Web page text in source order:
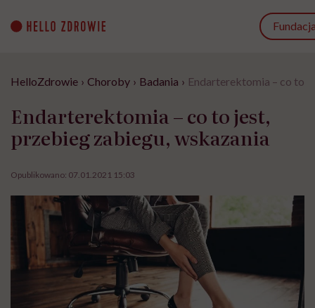
content
HelloZdrowie › Choroby › Badania › Endarterektomia – co to
Endarterektomia – co to jest,
przebieg zabiegu, wskazania
Opublikowano: 07.01.2021 15:03